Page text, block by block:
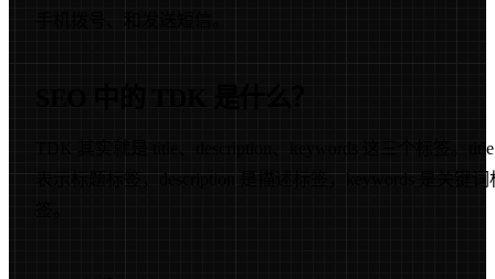
手机拨号、和发送短信。
SEO 中的 TDK 是什么？
TDK 其实就是 title、description、keywords 这三个标签。title
表示标题标签，description 是描述标签，keywords 是关键词